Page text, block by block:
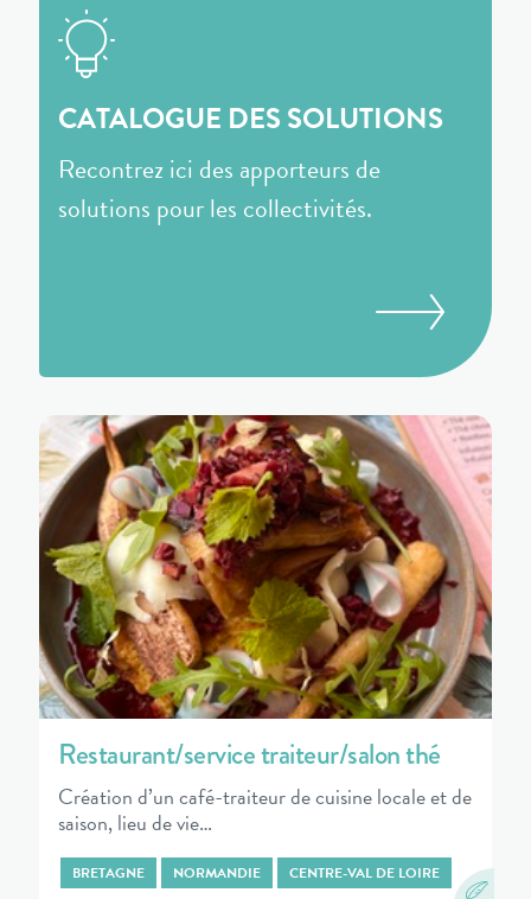
CATALOGUE DES SOLUTIONS
Recontrez ici des apporteurs de
solutions pour les collectivités.
Restaurant/service traiteur/salon thé
Création d’un café-traiteur de cuisine locale et de
saison, lieu de vie…
BRETAGNE NORMANDIE CENTRE-VAL DE LOIRE